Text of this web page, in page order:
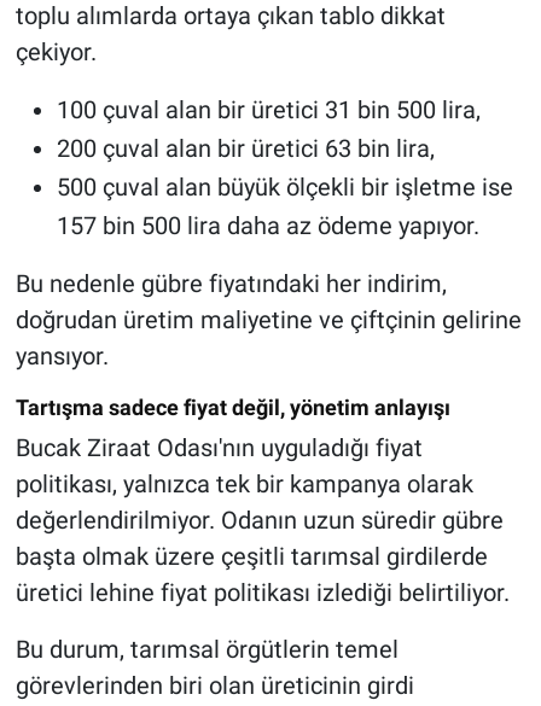
toplu alımlarda ortaya çıkan tablo dikkat
çekiyor.
100 çuval alan bir üretici 31 bin 500 lira,
200 çuval alan bir üretici 63 bin lira,
500 çuval alan büyük ölçekli bir işletme ise
157 bin 500 lira daha az ödeme yapıyor.
Bu nedenle gübre fiyatındaki her indirim,
doğrudan üretim maliyetine ve çiftçinin gelirine
yansıyor.
Tartışma sadece fiyat değil, yönetim anlayışı
Bucak Ziraat Odası'nın uyguladığı fiyat
politikası, yalnızca tek bir kampanya olarak
değerlendirilmiyor. Odanın uzun süredir gübre
başta olmak üzere çeşitli tarımsal girdilerde
üretici lehine fiyat politikası izlediği belirtiliyor.
Bu durum, tarımsal örgütlerin temel
görevlerinden biri olan üreticinin girdi